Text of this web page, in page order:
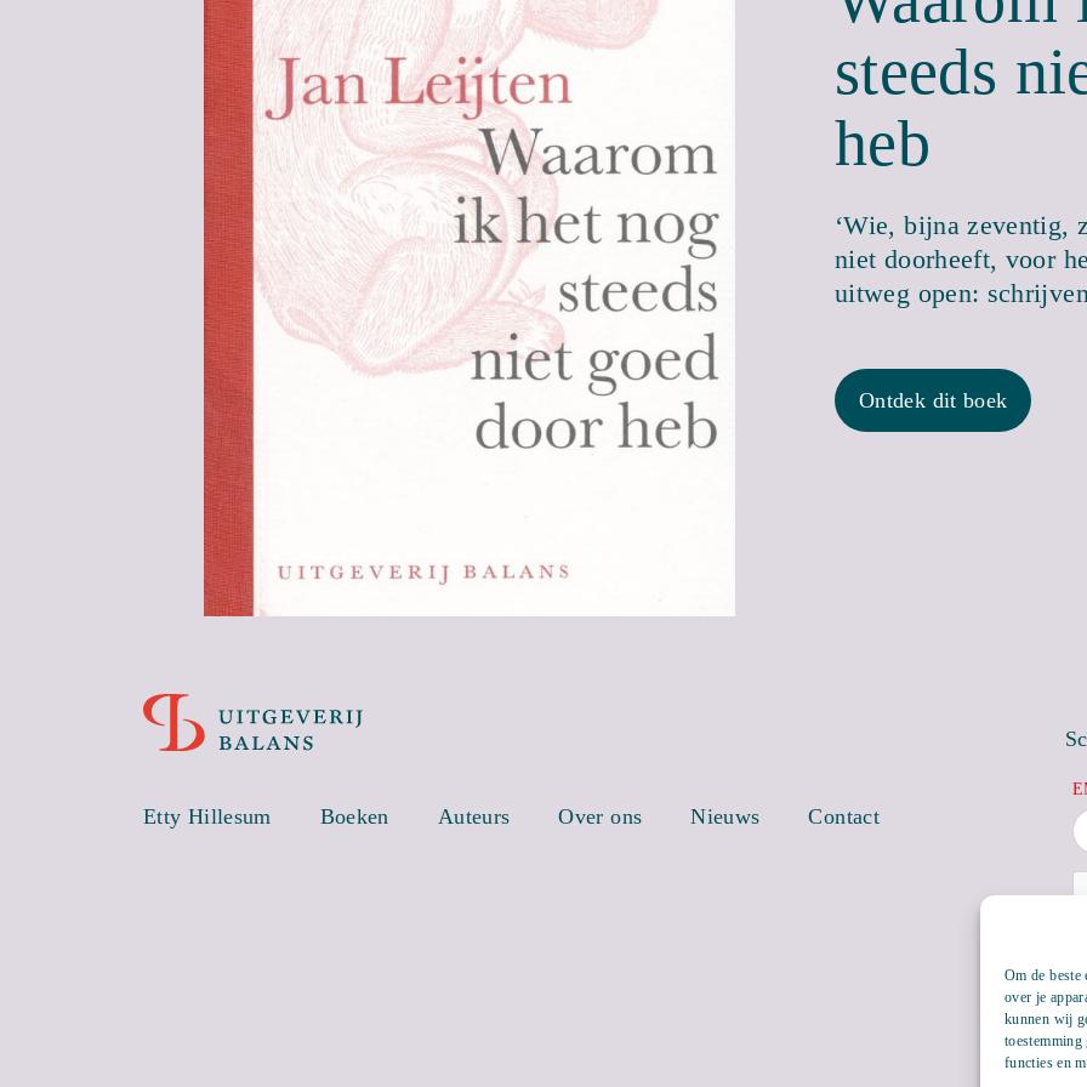
Om de
over je
kunnen wij
functies en
steeds
heb
‘Wie, bijna zeventig,
niet doorheeft, voor
uitweg open:
Ontdek dit boek
Etty Hillesum Boeken Auteurs Over ons Nieuws Contact